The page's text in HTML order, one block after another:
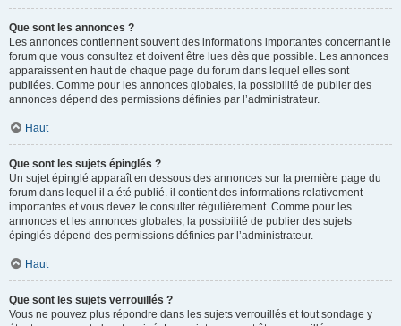
Que sont les annonces ?
Les annonces contiennent souvent des informations importantes concernant le
forum que vous consultez et doivent être lues dès que possible. Les annonces
apparaissent en haut de chaque page du forum dans lequel elles sont
publiées. Comme pour les annonces globales, la possibilité de publier des
annonces dépend des permissions définies par l’administrateur.
Haut
Que sont les sujets épinglés ?
Un sujet épinglé apparaît en dessous des annonces sur la première page du
forum dans lequel il a été publié. il contient des informations relativement
importantes et vous devez le consulter régulièrement. Comme pour les
annonces et les annonces globales, la possibilité de publier des sujets
épinglés dépend des permissions définies par l’administrateur.
Haut
Que sont les sujets verrouillés ?
Vous ne pouvez plus répondre dans les sujets verrouillés et tout sondage y